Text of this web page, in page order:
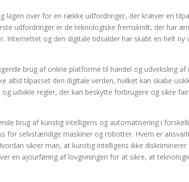
lagen over for en række udfordringer, der kræver en
udfordringer er de teknologiske fremskridt, der har
Internettet og den digitale tidsalder har skabt en helt ny
brug af online platforme til handel og udveksling
altid tilpasset den digitale verden, hvilket kan skabe
udvikle regler, der kan beskytte forbrugere og sikre
brug af kunstig intelligens og automatisering i
for selvstændige maskiner og robotter. Hvem er
sikrer man, at kunstig intelligens ikke
en ajourføring af lovgivningen for at sikre, at